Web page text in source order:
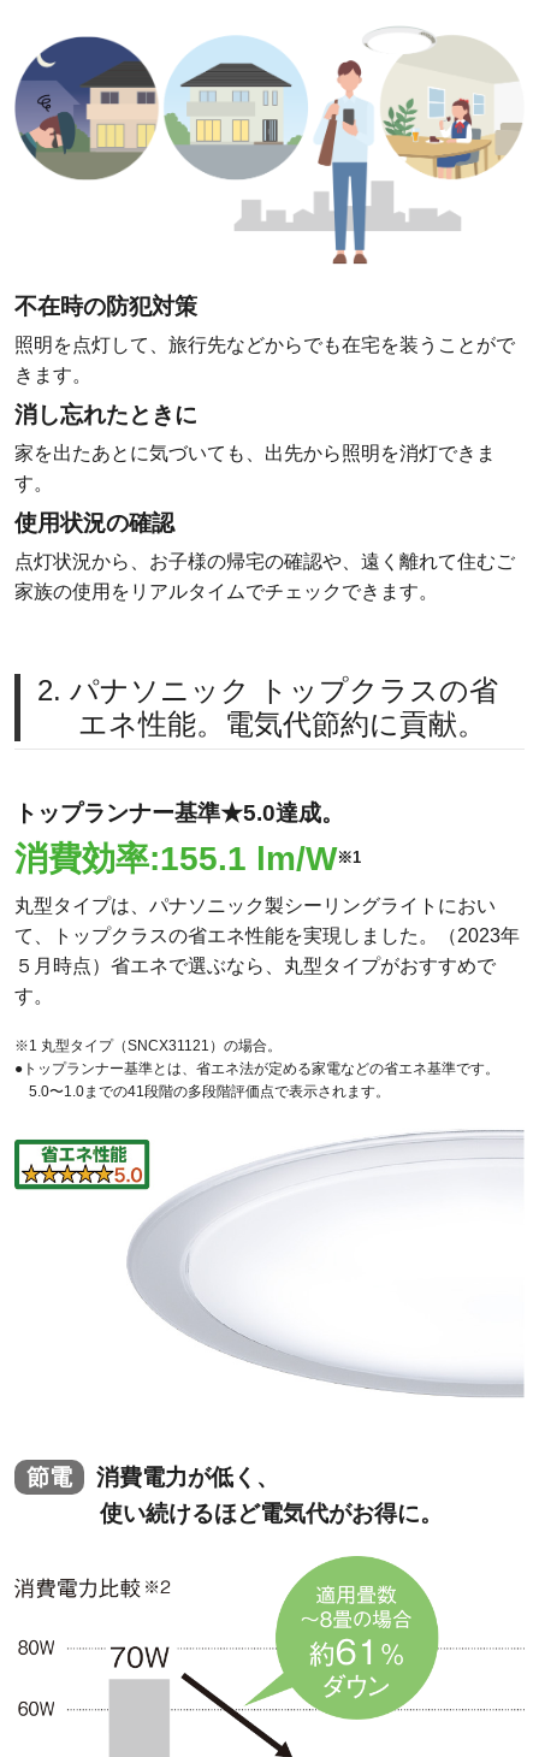
不在時の防犯対策
照明を点灯して、旅行先などからでも在宅を装うことがで
きます。
消し忘れたときに
家を出たあとに気づいても、出先から照明を消灯できま
す。
使用状況の確認
点灯状況から、お子様の帰宅の確認や、遠く離れて住むご
家族の使用をリアルタイムでチェックできます。
2. パナソニック トップクラスの省
エネ性能。電気代節約に貢献。
トップランナー基準★5.0達成。
消費効率:155.1 lm/W※1
丸型タイプは、パナソニック製シーリングライトにおい
て、トップクラスの省エネ性能を実現しました。（2023年
５月時点）省エネで選ぶなら、丸型タイプがおすすめで
す。
※1 丸型タイプ（SNCX31121）の場合。
●トップランナー基準とは、省エネ法が定める家電などの省エネ基準です。
5.0〜1.0までの41段階の多段階評価点で表示されます。
節電
消費電力が低く、
使い続けるほど電気代がお得に。